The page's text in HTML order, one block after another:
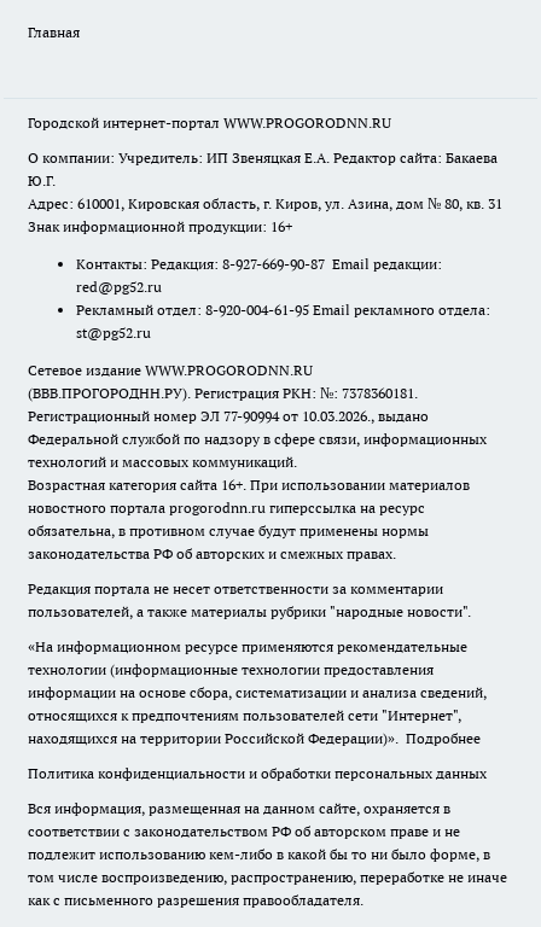
Главная
Городской интернет-портал WWW.PROGORODNN.RU
О компании: Учредитель: ИП Звеняцкая Е.А. Редактор сайта: Бакаева
Ю.Г.
Адрес: 610001, Кировская область, г. Киров, ул. Азина, дом № 80, кв. 31
Знак информационной продукции: 16+
Контакты: Редакция: 8-927-669-90-87 Email редакции:
red@pg52.ru
Рекламный отдел: 8-920-004-61-95 Email рекламного отдела:
st@pg52.ru
Сетевое издание WWW.PROGORODNN.RU
(ВВВ.ПРОГОРОДНН.РУ). Регистрация РКН: №: 7378360181.
Регистрационный номер ЭЛ 77-90994 от 10.03.2026., выдано
Федеральной службой по надзору в сфере связи, информационных
технологий и массовых коммуникаций.
Возрастная категория сайта 16+. При использовании материалов
новостного портала progorodnn.ru гиперссылка на ресурс
обязательна, в противном случае будут применены нормы
законодательства РФ об авторских и смежных правах.
Редакция портала не несет ответственности за комментарии
пользователей, а также материалы рубрики "народные новости".
«На информационном ресурсе применяются рекомендательные
технологии (информационные технологии предоставления
информации на основе сбора, систематизации и анализа сведений,
относящихся к предпочтениям пользователей сети "Интернет",
находящихся на территории Российской Федерации)». Подробнее
Политика конфиденциальности и обработки персональных данных
Вся информация, размещенная на данном сайте, охраняется в
соответствии с законодательством РФ об авторском праве и не
подлежит использованию кем-либо в какой бы то ни было форме, в
том числе воспроизведению, распространению, переработке не иначе
как с письменного разрешения правообладателя.